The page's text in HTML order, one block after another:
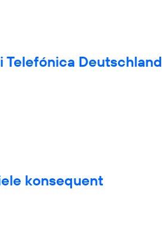
Deutschland
konsequent